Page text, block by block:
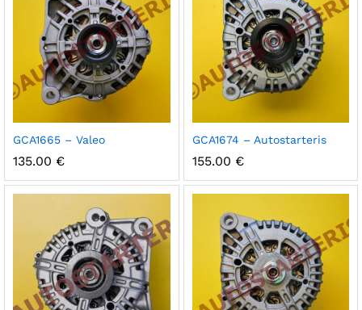
GCA1665 – Valeo
135.00 €
GCA1674 – Autostarteris
155.00 €